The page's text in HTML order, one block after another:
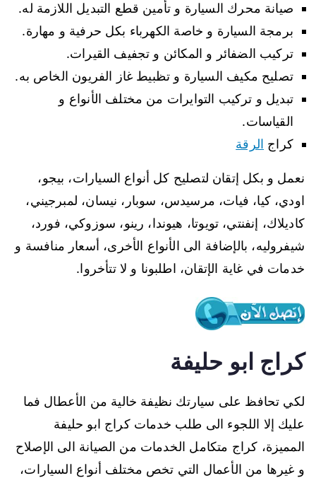
صيانة محرك السيارة و تأمين قطع التبديل اللازمة له.
برمجة السيارة و خاصة الكهرباء بكل حرفية و مهارة.
تركيب الضفائر و المكائن و تجفيف القيرات.
تصليح مكيف السيارة و تظبيط غاز الفريون الخاص به.
تبديل و تركيب التوايرات من مختلف الأنواع و
القياسات.
كراج الرقة
نعمل و بكل إتقان لتصليح كل أنواع السيارات، بيجو،
اودي، كيا، فيات، مرسيدس، سوبار، نيسان، لمبرجيني،
كاديلاك، إنفنتي، تويوتا، هيوندا، رينو، سوزوكي، فورد،
شيفروليه، بالإضافة الى الأنواع الأخرى، أسعار منافسة و
خدمات في غاية الإتقان، اطلبونا و لا تتأخروا.
كراج ابو حليفة
لكي تحافظ على سيارتك نظيفة خالية من الأعطال فما
عليك إلا اللجوء الى طلب خدمات كراج ابو حليفة
المميزة، كراج متكامل الخدمات من الصيانة الى الإصلاح
و غيرها من الأعمال التي تخص مختلف أنواع السيارات،